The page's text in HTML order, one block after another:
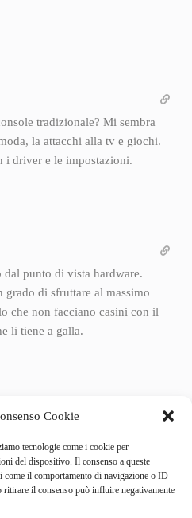
Cookie
tecnologie come i cookie per
del dispositivo. Il consenso a queste
come il comportamento di navigazione o ID
il consenso può influire negativamente
tradizionale? Mi sembra
la attacchi alla tv e giochi.
i driver e le impostazioni.
punto di vista hardware.
grado di sfruttare al massimo
che non facciano casini con il
li tiene a galla.